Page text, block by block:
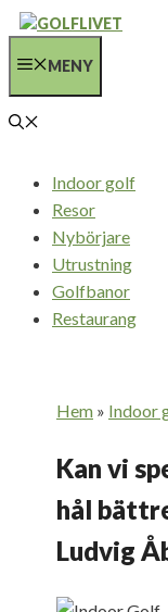
Hoppa
innehållMENY
Indoor golf
Resor
Nybörjare
Utrustning
Golfbanor
Restaurang
Hem » Indoor
Kan vi
hål
Ludvig